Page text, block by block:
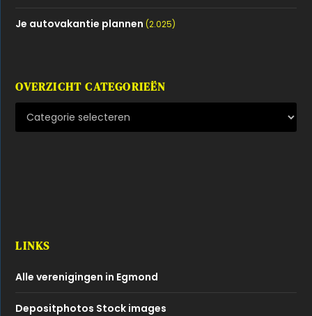
Je autovakantie plannen (2.025)
OVERZICHT CATEGORIEËN
LINKS
Alle verenigingen in Egmond
Depositphotos Stock images